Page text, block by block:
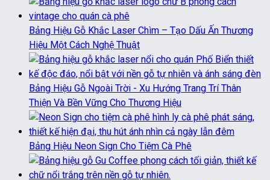
Bảng Hiệu Gỗ Khắc Laser Chìm – Tạo Dấu Ấn Thương
Hiệu Một Cách Nghệ Thuật
Bảng Hiệu Gỗ Ngoài Trời - Xu Hướng Trang Trí Thân
Thiện Và Bền Vững Cho Thương Hiệu
Bảng Hiệu Neon Sign Cho Tiệm Cà Phê